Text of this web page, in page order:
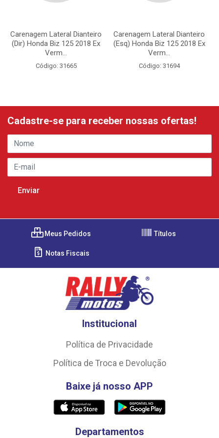
Carenagem Lateral Dianteiro
(Dir) Honda Biz 125 2018 Ex
Verm...
Código: 31665
Carenagem Lateral Dianteiro
(Esq) Honda Biz 125 2018 Ex
Verm...
Código: 31694
Cadastre-se para receber nossas ofertas!
Meus Pedidos Títulos
Notas Fiscais
Institucional
Política de Privacidade
Política de Troca e Devolução
Baixe já nosso APP
Departamentos